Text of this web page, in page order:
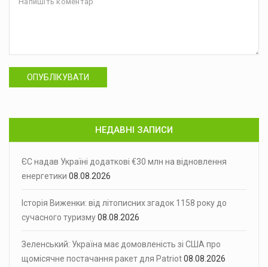
ОПУБЛІКУВАТИ
НЕДАВНІ ЗАПИСИ
ЄС надав Україні додаткові €30 млн на відновлення
енергетики 08.08.2026
Історія Виженки: від літописних згадок 1158 року до
сучасного туризму08.08.2026
Зеленський: Україна має домовленість зі США про
щомісячне постачання ракет для Patriot08.08.2026